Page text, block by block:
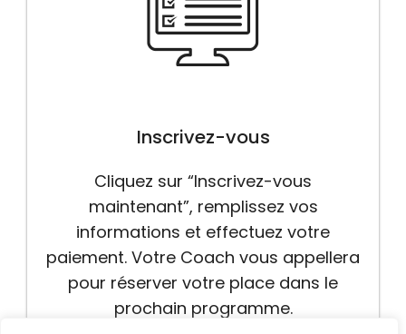
Inscrivez-vous
Cliquez sur “Inscrivez-vous
maintenant”, remplissez vos
informations et effectuez votre
paiement. Votre Coach vous appellera
pour réserver votre place dans le
prochain programme.